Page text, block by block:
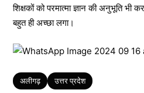
शिक्षकों को परमात्मा ज्ञान की अनुभूति भी
बहुत ही अच्छा लगा।
Tags
अलीगढ़ उत्तर प्रदेश